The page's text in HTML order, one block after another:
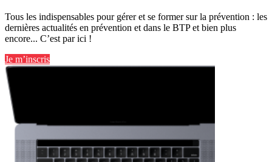
Tous les indispensables pour gérer et se former sur la prévention : les
dernières actualités en prévention et dans le BTP et bien plus
encore... C’est par ici !
Je m’inscris